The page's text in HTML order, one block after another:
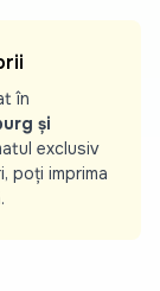
în
și
exclusiv
poți imprima